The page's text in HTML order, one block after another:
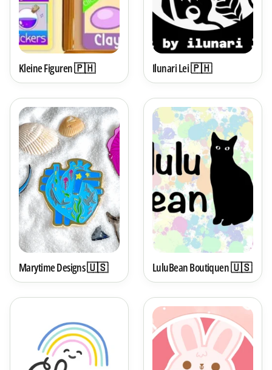
Kleine Figuren 🇵🇭 Ilunari Lei 🇵🇭
Marytime Designs 🇺🇸 LuluBean Boutiquen 🇺🇸